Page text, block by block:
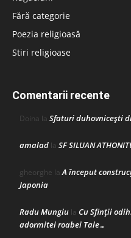
Fără categorie
Poezia religioasă
Stiri religioase
Comentarii recente
Doina la Sfaturi duhovnicești
amalad la SF SILUAN
gheorghe laA început
Japonia
Radu Mungiu la Cu Sfinții
adormitei roabei Tale…